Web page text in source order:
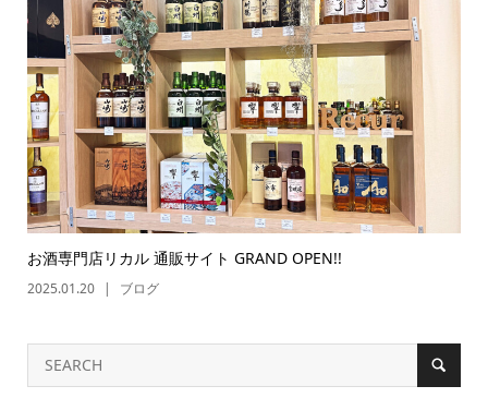
お酒専門店リカル 通販サイト GRAND OPEN!!
2025.01.20 ブログ